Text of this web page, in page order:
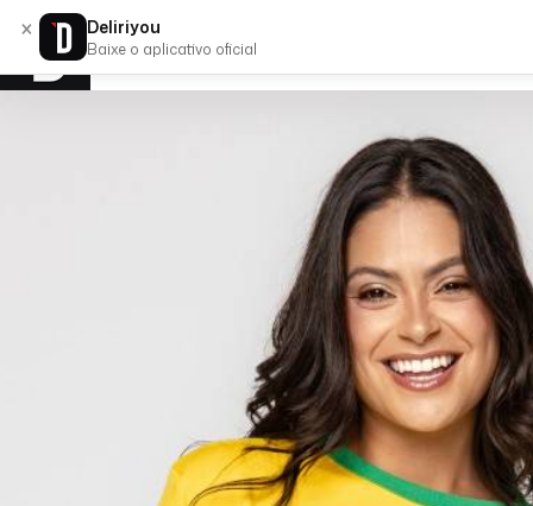
× Deliriyou
Baixe o aplicativo oficial